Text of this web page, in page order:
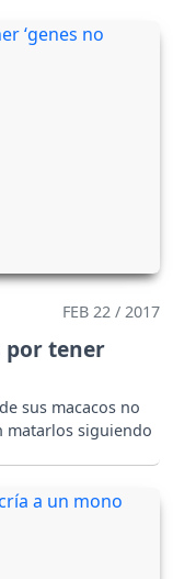
FEB 22 / 2017
por tener
sus macacos no
matarlos siguiendo